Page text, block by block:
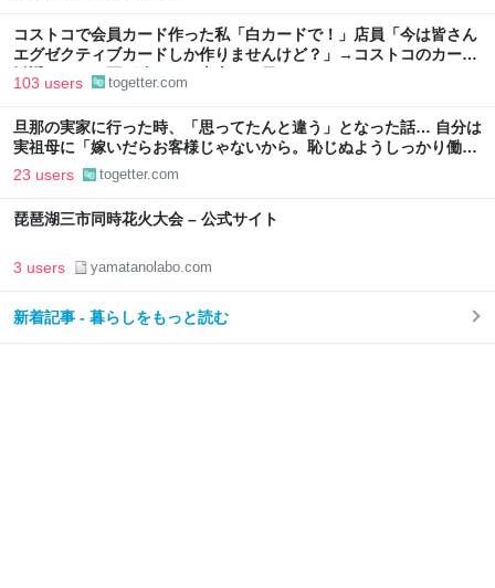
コストコで会員カード作った私「白カードで！」店員「今は皆さん
エグゼクティブカードしか作りませんけど？」→コストコのカード
勧誘はやたら圧が強いが、本当にお得なの？
103 users togetter.com
旦那の実家に行った時、「思ってたんと違う」となった話… 自分は
実祖母に「嫁いだらお客様じゃないから。恥じぬようしっかり働
け」と言われていたので、嫁ぎ先で嫌われたら終わりと思い、張り
切っていた
23 users togetter.com
琵琶湖三市同時花火大会 – 公式サイト
3 users yamatanolabo.com
新着記事 - 暮らしをもっと読む